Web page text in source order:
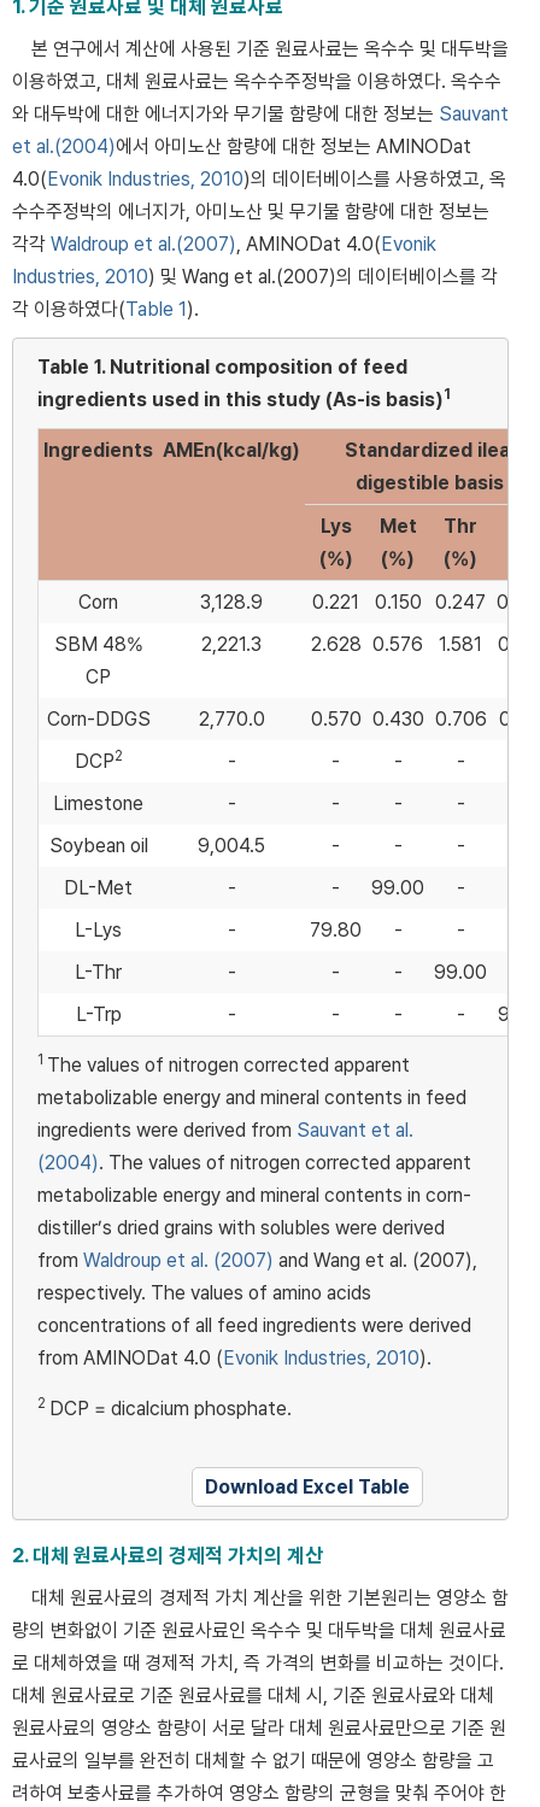
1. 기준 원료사료 및 대체 원료사료
본 연구에서 계산에 사용된 기준 원료사료는 옥수수 및 대두박을
이용하였고, 대체 원료사료는 옥수수주정박을 이용하였다. 옥수수
와 대두박에 대한 에너지가와 무기물 함량에 대한 정보는 Sauvant
et al.(2004)에서 아미노산 함량에 대한 정보는 AMINODat
4.0(Evonik Industries, 2010)의 데이터베이스를 사용하였고, 옥
수수주정박의 에너지가, 아미노산 및 무기물 함량에 대한 정보는
각각 Waldroup et al.(2007), AMINODat 4.0(Evonik
Industries, 2010) 및 Wang et al.(2007)의 데이터베이스를 각
각 이용하였다(Table 1).
Table 1. Nutritional composition of feed
ingredients used in this study (As-is basis)1
Ingredients AMEn(kcal/kg)
Standardized ileal
digestible basis
Lys
(%)
Met
(%)
Thr
(%)
Corn
3,128.9 0.221 0.150 0.247
SBM 48%
CP
2,221.3 2.628 0.576 1.581
Corn-DDGS 2,770.0 0.570 0.430 0.706
DCP2 - - - -
Limestone
- - - -
Soybean oil
9,004.5 - - -
DL-Met
- - 99.00 -
L-Lys
- 79.80 - -
L-Thr
- - - 99.00
L-Trp
- - - -
1 The values of nitrogen corrected apparent
metabolizable energy and mineral contents in feed
ingredients were derived from Sauvant et al.
(2004). The values of nitrogen corrected apparent
metabolizable energy and mineral contents in corn-
distiller’s dried grains with solubles were derived
from Waldroup et al. (2007) and Wang et al. (2007),
respectively. The values of amino acids
concentrations of all feed ingredients were derived
from AMINODat 4.0 (Evonik Industries, 2010).
2 DCP = dicalcium phosphate.
Download Excel Table
2. 대체 원료사료의 경제적 가치의 계산
대체 원료사료의 경제적 가치 계산을 위한 기본원리는 영양소 함
량의 변화없이 기준 원료사료인 옥수수 및 대두박을 대체 원료사료
로 대체하였을 때 경제적 가치, 즉 가격의 변화를 비교하는 것이다.
대체 원료사료로 기준 원료사료를 대체 시, 기준 원료사료와 대체
원료사료의 영양소 함량이 서로 달라 대체 원료사료만으로 기준 원
료사료의 일부를 완전히 대체할 수 없기 때문에 영양소 함량을 고
려하여 보충사료를 추가하여 영양소 함량의 균형을 맞춰 주어야 한